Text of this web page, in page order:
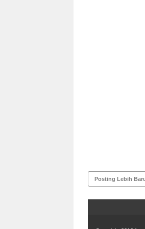
Posting Lebih